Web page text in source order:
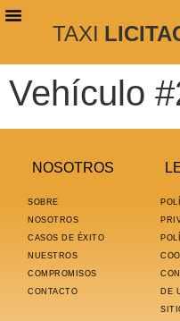
TAXI
Vehículo
NOSOTROS
SOBRE
NOSOTROS
CASOS DE ÉXITO
NUESTROS
COMPROMISOS
CONTACTO
DE